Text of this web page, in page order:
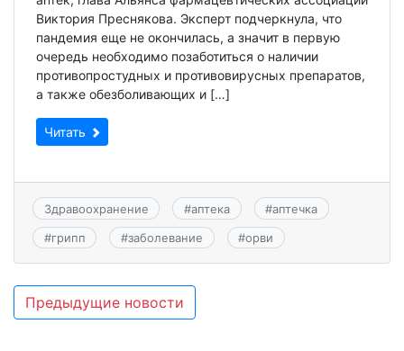
Виктория Преснякова. Эксперт подчеркнула, что
пандемия еще не окончилась, а значит в первую
очередь необходимо позаботиться о наличии
противопростудных и противовирусных препаратов,
а также обезболивающих и […]
Читать
Здравоохранение #аптека #аптечка
#грипп #заболевание #орви
Навигация
Предыдущие новости